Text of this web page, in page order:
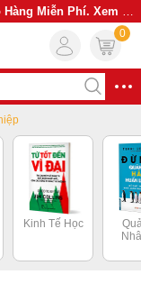
Miễn Phí. Xem Ngay
0
Kinh Tế Học